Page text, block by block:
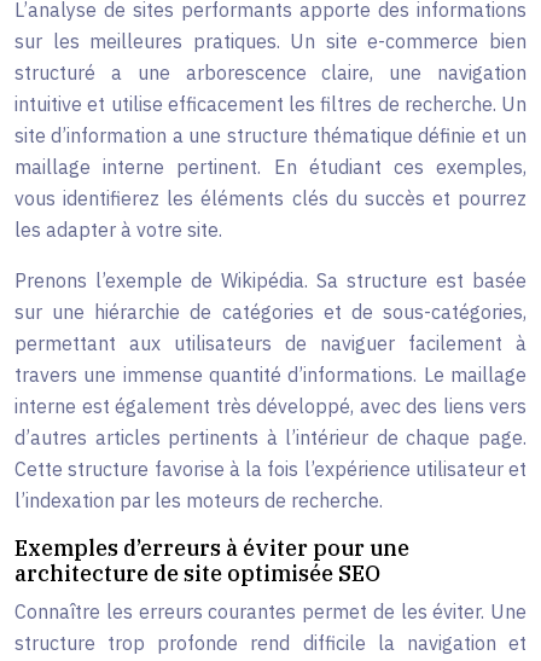
L’analyse de sites performants apporte des informations
sur les meilleures pratiques. Un site e-commerce bien
structuré a une arborescence claire, une navigation
intuitive et utilise efficacement les filtres de recherche. Un
site d’information a une structure thématique définie et un
maillage interne pertinent. En étudiant ces exemples,
vous identifierez les éléments clés du succès et pourrez
les adapter à votre site.
Prenons l’exemple de Wikipédia. Sa structure est basée
sur une hiérarchie de catégories et de sous-catégories,
permettant aux utilisateurs de naviguer facilement à
travers une immense quantité d’informations. Le maillage
interne est également très développé, avec des liens vers
d’autres articles pertinents à l’intérieur de chaque page.
Cette structure favorise à la fois l’expérience utilisateur et
l’indexation par les moteurs de recherche.
Exemples d’erreurs à éviter pour une
architecture de site optimisée SEO
Connaître les erreurs courantes permet de les éviter. Une
structure trop profonde rend difficile la navigation et